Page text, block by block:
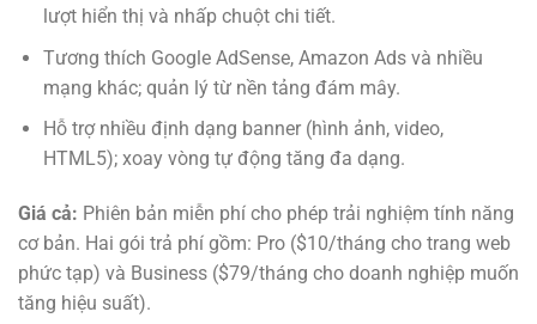
lượt hiển thị và nhấp chuột chi tiết.
Tương thích Google AdSense, Amazon Ads và nhiều
mạng khác; quản lý từ nền tảng đám mây.
Hỗ trợ nhiều định dạng banner (hình ảnh, video,
HTML5); xoay vòng tự động tăng đa dạng.
Giá cả: Phiên bản miễn phí cho phép trải nghiệm tính năng
cơ bản. Hai gói trả phí gồm: Pro ($10/tháng cho trang web
phức tạp) và Business ($79/tháng cho doanh nghiệp muốn
tăng hiệu suất).